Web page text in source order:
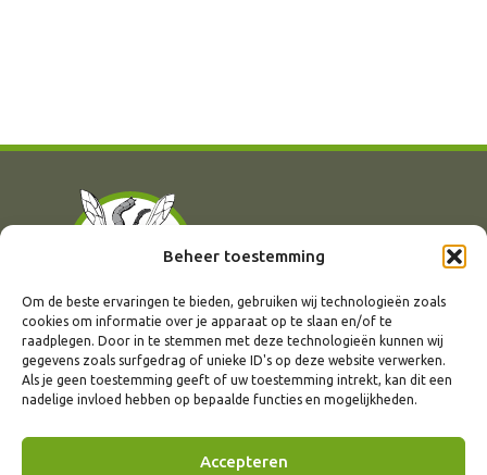
Beheer toestemming
Om de beste ervaringen te bieden, gebruiken wij technologieën zoals
cookies om informatie over je apparaat op te slaan en/of te
raadplegen. Door in te stemmen met deze technologieën kunnen wij
gegevens zoals surfgedrag of unieke ID's op deze website verwerken.
Als je geen toestemming geeft of uw toestemming intrekt, kan dit een
nadelige invloed hebben op bepaalde functies en mogelijkheden.
Accepteren
Bovenhoek 27
9185 Lochristi -
info@ongedierteexperts.be
Facebook